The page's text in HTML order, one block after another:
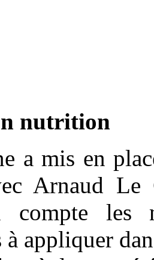
nutrition
a mis en
Arnaud
compte les
appliquer